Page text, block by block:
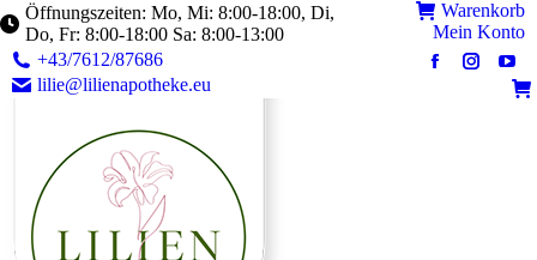
Öffnungszeiten: Mo, Mi: 8:00-18:00, Di,
Do, Fr: 8:00-18:00 Sa: 8:00-13:00
+43/7612/87686
lilie@lilienapotheke.eu
Warenkorb
Mein Konto